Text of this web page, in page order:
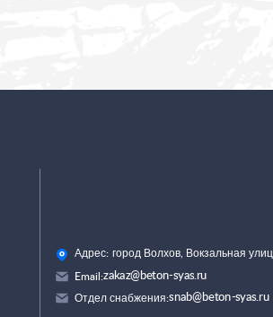
Адрес: город Волхов, Вокзальная
Email:zakaz@beton-syas.ru
Отдел снабжения:snab@beton-syas.ru